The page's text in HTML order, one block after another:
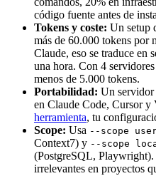
código fuente antes de
Tokens y coste: Un setup
más de 60.000 tokens por
Claude, eso se traduce en
una hora. Con 4
menos de 5.000 tokens.
Portabilidad: Un
en Claude Code, Cursor y
herramienta, tu
Scope: Usa --scope
Context7) y --scope
(PostgreSQL, Playwright).
irrelevantes en proyectos